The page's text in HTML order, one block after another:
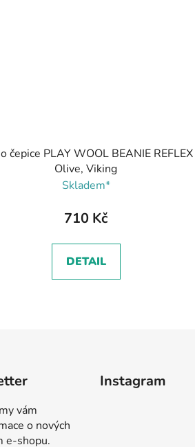
čepice PLAY WOOL BEANIE
Olive, Viking
Skladem*
710 Kč
DETAIL
vám
o nových
e-shopu.
Instagram